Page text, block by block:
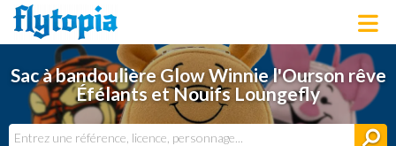
LOUNGEFLY
LICENCES
NOUVEAUTÉS
Sac à bandoulière Glow Winnie l'Ourson rêve
Éfélants et Nouifs Loungefly